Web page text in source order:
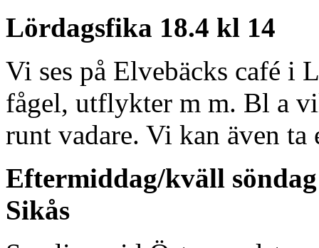
Lördagsfika 18.4 kl 14
Vi ses på Elvebäcks café i
fågel, utflykter m m. Bl a
runt vadare. Vi kan även
Eftermiddag/kväll
Sikås